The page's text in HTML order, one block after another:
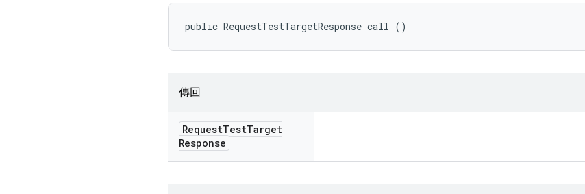
public RequestTestTargetResponse call ()
傳回
RequestTestTarget
Response